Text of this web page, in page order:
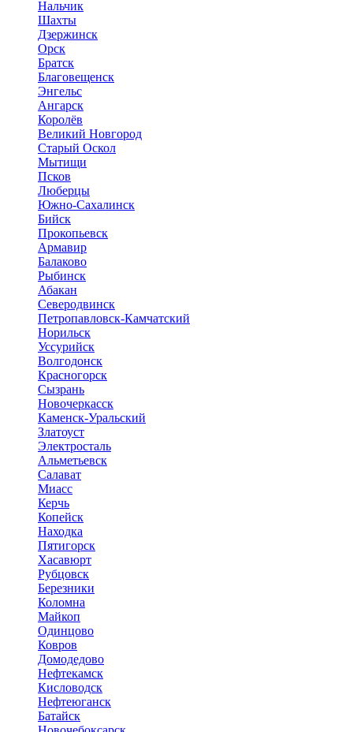
Нальчик
Шахты
Дзержинск
Орск
Братск
Благовещенск
Энгельс
Ангарск
Королёв
Великий Новгород
Старый Оскол
Мытищи
Псков
Люберцы
Южно-Сахалинск
Бийск
Прокопьевск
Армавир
Балаково
Рыбинск
Абакан
Северодвинск
Петропавловск-Камчатский
Норильск
Уссурийск
Волгодонск
Красногорск
Сызрань
Новочеркасск
Каменск-Уральский
Златоуст
Электросталь
Альметьевск
Салават
Миасс
Керчь
Копейск
Находка
Пятигорск
Хасавюрт
Рубцовск
Березники
Коломна
Майкоп
Одинцово
Ковров
Домодедово
Нефтекамск
Кисловодск
Нефтеюганск
Батайск